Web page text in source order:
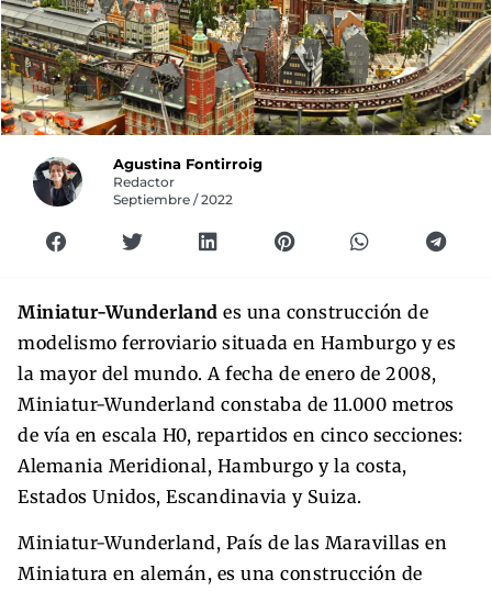
Agustina Fontirroig
Redactor
Septiembre / 2022
Miniatur-Wunderland es una construcción de
modelismo ferroviario situada en Hamburgo y es
la mayor del mundo.​ A fecha de enero de 2008,
Miniatur-Wunderland constaba de 11.000 metros
de vía en escala H0, repartidos en cinco secciones:
Alemania Meridional, Hamburgo y la costa,
Estados Unidos, Escandinavia y Suiza.
Miniatur-Wunderland, País de las Maravillas en
Miniatura en alemán, es una construcción de